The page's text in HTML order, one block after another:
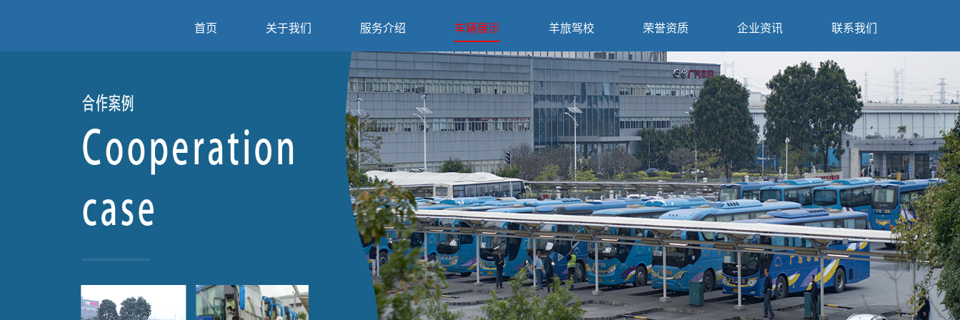
首页 关于我们 服务介绍 车辆展示 羊旅驾校 荣誉资质 企业资讯 联系我们